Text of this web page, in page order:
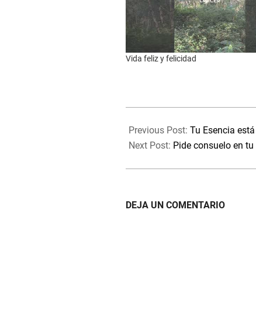
Vida feliz y felicidad
08-
08
Previous Post: Tu Esencia
Next Post: Pide consuelo en
DEJA UN COMENTARIO